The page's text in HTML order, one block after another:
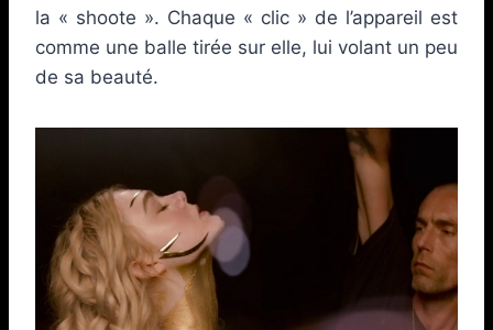
la « shoote ». Chaque « clic » de l’appareil est
comme une balle tirée sur elle, lui volant un peu
de sa beauté.